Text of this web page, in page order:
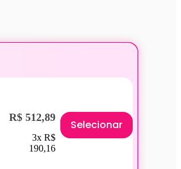
R$ 512,89
3x R$
190,16
Selecionar